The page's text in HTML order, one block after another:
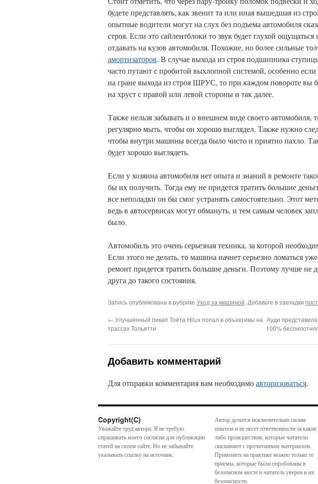
будете представлять, как звенит та или иная вышедшая из
опытные водители могут на слух без подъема автомобиля
строя. Если это сайлентблоки то звук будет глухой
отдавать на кузов автомобиля. Похожие, но более сильные
амортизаторов. В случае выхода из строя подшипника
часто путают с пробитой выхлопной системой, особенно
на гране выхода из строя ШРУС, то при каждом повороте вы
на хруст с правой или левой стороны и так далее.
Также нельзя забывать и о внешнем виде своего автомобиля,
регулярно мыть, чтобы он хорошо выглядел. Также нужно
чтобы внутри машины всегда было чисто и приятно пахло.
будет хорошо выглядеть.
Если у хозяина автомобиля нет опыта и знаний в ремонте
бы их получить. Тогда ему не придется тратить большие
все неполадки он бы смог устранять самостоятельно. Этот
ведь в автосервисах могут обмануть, и тем самым человек
было.
Автомобиль это очень серьезная техника, за которой
Если этого не делать, то машина начнет серьезно ломаться
ремонт придется тратить большие деньги. Поэтому лучше не
друга до такого состояния.
Запись опубликована в рубрике Уход за машиной. Добавьте в закладки
← Улучшенный пикап Тоёта Hilux попал в объективы на
трассах Тольятти
Ауди
100%
Добавить комментарий
Для отправки комментария вам необходимоавторизоваться.
Copyright(C)
Уважайте труд автора. Я не требую
спрашивать моего согласия для публикации
статей на своем сайте. Но не забывайте
указывать ссылку на источник.
Автор делится исключительно своим
опытом и не несет ответвенности за какие
либо происшествия, которые читатели
связывают с прочитанным материалом.
Применять на практике можно только те
приемы, которые были опробованы в
безопасном месте и читатель уверен в их
безопасности.